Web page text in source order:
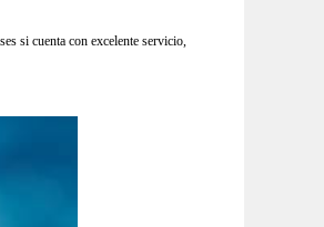
si cuenta con excelente servicio,